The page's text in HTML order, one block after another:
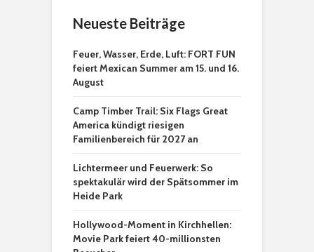
Neueste Beiträge
Feuer, Wasser, Erde, Luft: FORT FUN
feiert Mexican Summer am 15. und 16.
August
Camp Timber Trail: Six Flags Great
America kündigt riesigen
Familienbereich für 2027 an
Lichtermeer und Feuerwerk: So
spektakulär wird der Spätsommer im
Heide Park
Hollywood-Moment in Kirchhellen:
Movie Park feiert 40-millionsten